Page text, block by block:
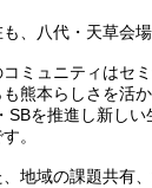
も、八代・天草会
コミュニティはセ
熊本らしさを活
SBを推進し新し
。
、地域の課題共有